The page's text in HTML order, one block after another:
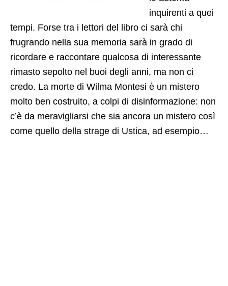
inquirenti a quei
tempi. Forse tra i lettori del libro ci sarà chi
frugrando nella sua memoria sarà in grado di
ricordare e raccontare qualcosa di interessante
rimasto sepolto nel buoi degli anni, ma non ci
credo. La morte di Wilma Montesi è un mistero
molto ben costruito, a colpi di disinformazione: non
c’è da meravigliarsi che sia ancora un mistero così
come quello della strage di Ustica, ad esempio…